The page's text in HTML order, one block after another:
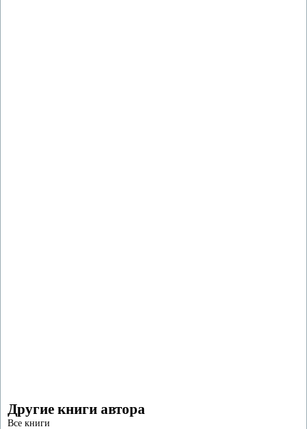
Другие книги автора
Все книги